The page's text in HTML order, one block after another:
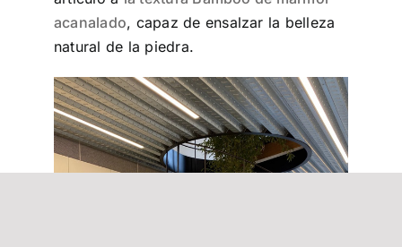
acanalado, capaz de ensalzar la belleza
natural de la piedra.